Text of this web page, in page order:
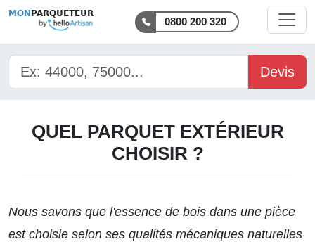
MON PARQUETEUR
0800 200 320
Devis
QUEL PARQUET EXTÉRIEUR
CHOISIR ?
Nous savons que l'essence de bois dans une pièce
est choisie selon ses qualités mécaniques naturelles